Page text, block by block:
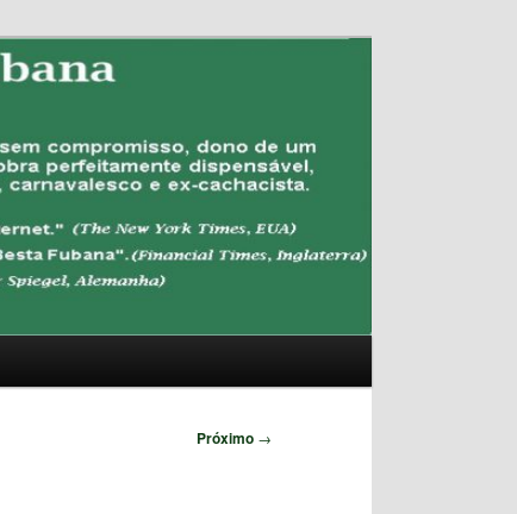
Próximo →